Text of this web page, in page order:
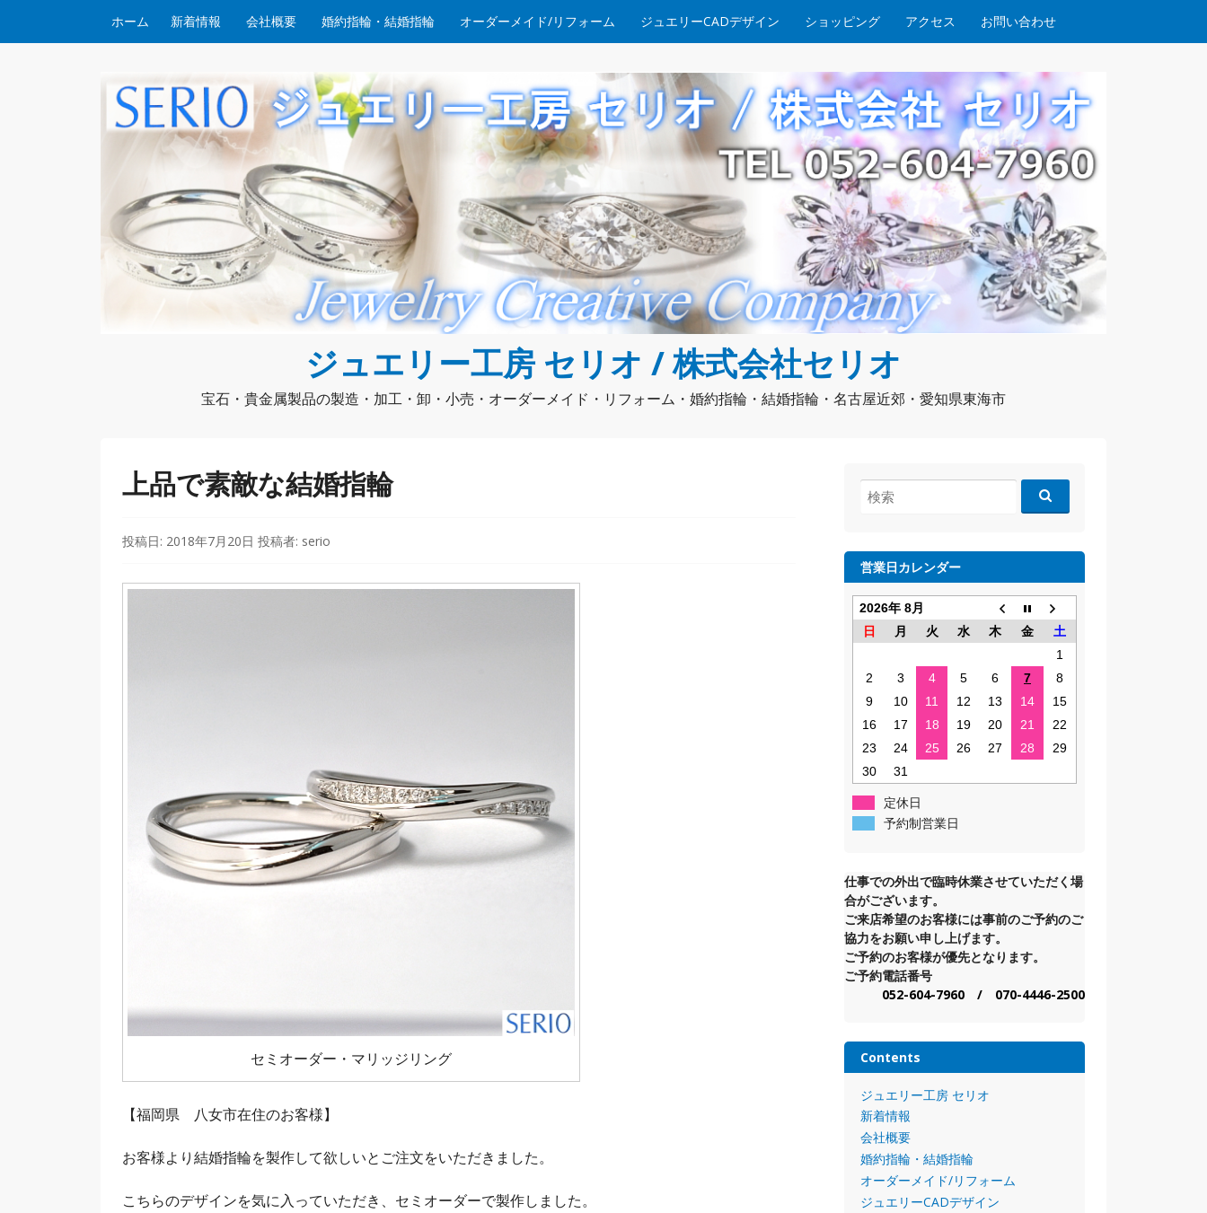
ホーム 新着情報 会社概要 婚約指輪・結婚指輪 オーダーメイド/リフォーム ジュエリーCADデザイン ショッピング アクセス お問い合わせ
ジュエリー工房 セリオ / 株式会社セリオ
宝石・貴金属製品の製造・加工・卸・小売・オーダーメイド・リフォーム・婚約指輪・結婚指輪・名古屋近郊・愛知県東海市
上品で素敵な結婚指輪
投稿日: 2018年7月20日 投稿者: serio
セミオーダー・マリッジリング
【福岡県 八女市在住のお客様】
お客様より結婚指輪を製作して欲しいとご注文をいただきました。
こちらのデザインを気に入っていただき、セミオーダーで製作しました。
検
索:
営業日カレンダー
2026年 8月
日
月 火 水 木 金
土
1
2
3 4 5 6 7
8
9
10 11 12 13 14
15
16
17 18 19 20 21
22
23
24 25 26 27 28
29
30
31
定休日
予約制営業日
仕事での外出で臨時休業させていただく場
合がございます。
ご来店希望のお客様には事前のご予約のご
協力をお願い申し上げます。
ご予約のお客様が優先となります。
ご予約電話番号
052-604-7960 / 070-4446-2500
Contents
ジュエリー工房 セリオ
新着情報
会社概要
婚約指輪・結婚指輪
オーダーメイド/リフォーム
ジュエリーCADデザイン